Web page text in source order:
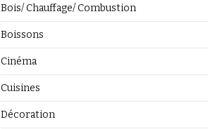
Bois/ Chauffage/ Combustion
Boissons
Cinéma
Cuisines
Décoration